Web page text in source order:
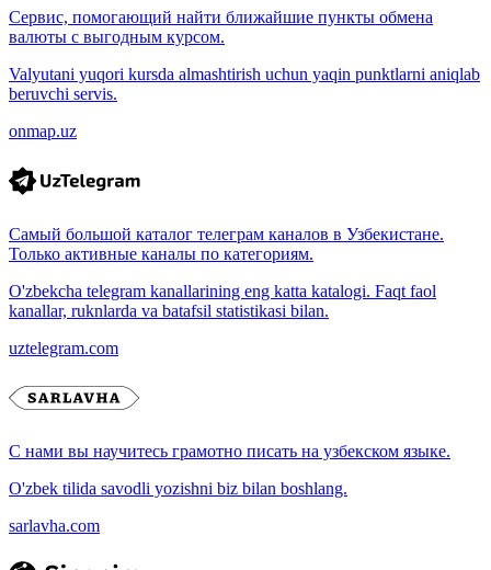
Сервис, помогающий найти ближайшие пункты обмена
валюты с выгодным курсом.
Valyutani yuqori kursda almashtirish uchun yaqin punktlarni aniqlab
beruvchi servis.
onmap.uz
Самый большой каталог телеграм каналов в Узбекистане.
Только активные каналы по категориям.
O'zbekcha telegram kanallarining eng katta katalogi. Faqt faol
kanallar, ruknlarda va batafsil statistikasi bilan.
uztelegram.com
С нами вы научитесь грамотно писать на узбекском языке.
O'zbek tilida savodli yozishni biz bilan boshlang.
sarlavha.com